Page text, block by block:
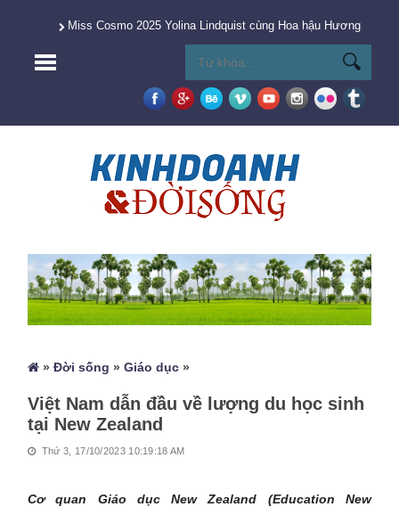
Miss Cosmo 2025 Yolina Lindquist cùng Hoa hậu Hương
»Đời sống »Giáo dục »
Việt Nam dẫn đầu về lượng du học sinh
tại New Zealand
Thứ 3, 17/10/2023 10:19:18 AM
Cơ quan Giáo dục New Zealand (Education New